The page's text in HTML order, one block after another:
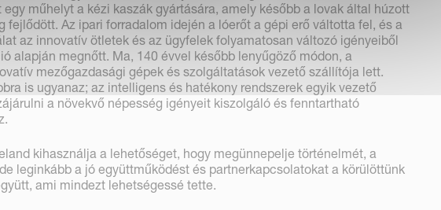
műhelyt a kézi kaszák gyártására, amely később a lovak által húzott
fejlődött. Az ipari forradalom idején a lóerőt a gépi erő váltotta fel, és a
az innovatív ötletek és az ügyfelek folyamatosan változó igényeiből
alapján megnőtt. Ma, 140 évvel később lenyűgöző módon, a
mezőgazdasági gépek és szolgáltatások vezető szállítója lett.
is ugyanaz; az intelligens és hatékony rendszerek egyik vezető
a növekvő népesség igényeit kiszolgáló és fenntartható
kihasználja a lehetőséget, hogy megünnepelje történelmét, a
leginkább a jó együttműködést és partnerkapcsolatokat a körülöttünk
ami mindezt lehetségessé tette.